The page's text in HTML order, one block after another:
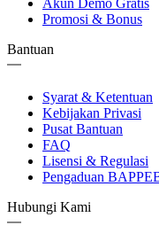
Promosi & Bonus
Bantuan
Syarat & Ketentuan
Kebijakan Privasi
Pusat Bantuan
FAQ
Lisensi & Regulasi
Pengaduan
Hubungi Kami